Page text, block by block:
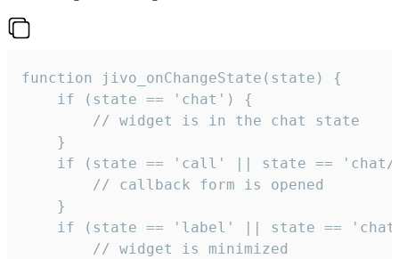
function jivo_onChangeState(state) {
    if (state == 'chat') {
        // widget is in the chat state
    }
if (state == 'call' || state ==
        // callback form is opened
    }
if (state == 'label' || state ==
        // widget is minimized